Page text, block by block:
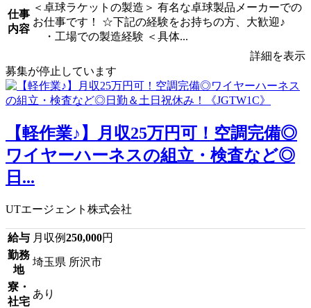
仕事
内容
＜卓球ラケットの製造＞ 有名な卓球製品メーカーでの
お仕事です！ ☆下記の経験をお持ちの方、大歓迎♪
・工場での製造経験 ＜具体...
詳細を表示
募集が停止しています
【軽作業♪】月収25万円可！空調完備◎
ワイヤーハーネスの組立・検査など◎
日...
UTエージェント株式会社
給与 月収例250,000円
勤務
地
埼玉県 所沢市
寮・
社宅
あり